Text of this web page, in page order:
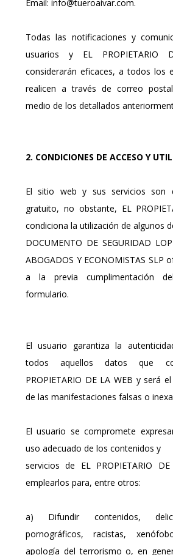
Email: info@tueroaivar.com.
Todas las notificaciones y
usuarios y EL
considerarán eficaces, a todos los
realicen a través de correo
medio de los detallados
2. CONDICIONES DE ACCESO Y
El sitio web y sus servicios son
gratuito, no obstante, EL
condiciona la utilización de algunos
DOCUMENTO DE SEGURIDAD
ABOGADOS Y ECONOMISTAS SLP
a la previa cumplimentación
formulario.
El usuario garantiza la
todos aquellos datos que
PROPIETARIO DE LA WEB y será
de las manifestaciones falsas o
El usuario se compromete
uso adecuado de los contenidos y
servicios de EL PROPIETARIO
emplearlos para, entre otros:
a) Difundir contenidos,
pornográficos, racistas,
apología del terrorismo o, en